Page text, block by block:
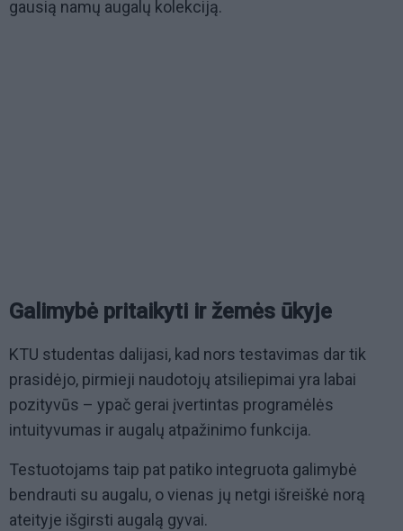
gausią namų augalų kolekciją.
Galimybė pritaikyti ir žemės ūkyje
KTU studentas dalijasi, kad nors testavimas dar tik
prasidėjo, pirmieji naudotojų atsiliepimai yra labai
pozityvūs – ypač gerai įvertintas programėlės
intuityvumas ir augalų atpažinimo funkcija.
Testuotojams taip pat patiko integruota galimybė
bendrauti su augalu, o vienas jų netgi išreiškė norą
ateityje išgirsti augalą gyvai.